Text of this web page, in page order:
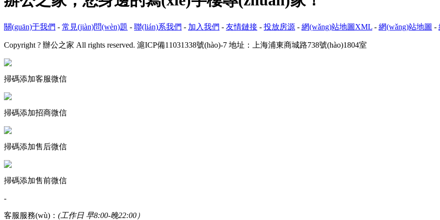
關(guān)于我們 - 常見(jiàn)問(wèn)題 - 聯(lián)系我們 - 加入我們 - 友情鏈接 - 投放房源 - 網(wǎng)站地圖XML - 網(wǎng)站地圖 -
Copyright ? 辦公之家 All rights reserved. 滬ICP備11031338號(hào)-7 地址：上海浦東商城路738號(hào)1804室
掃碼添加客服微信
掃碼添加招商微信
掃碼添加售后微信
掃碼添加售前微信
-
客服服務(wù)： (工作日 早8:00-晚22:00）